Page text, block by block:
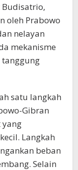
oleh Prabowo
nelayan
mekanisme
satu langkah
Gibran
yang
Langkah
beban
Selain